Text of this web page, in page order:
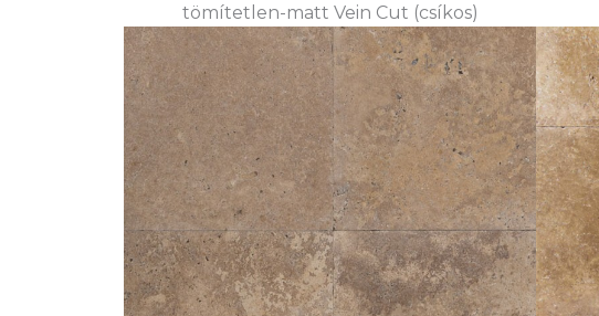
tömítetlen-matt Vein Cut (csíkos)